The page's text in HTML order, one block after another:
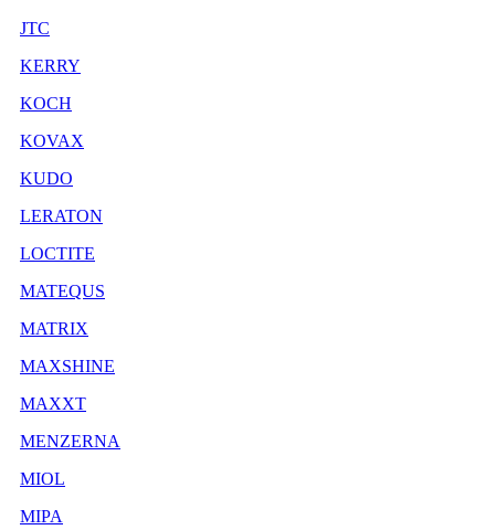
JTC
KERRY
KOCH
KOVAX
KUDO
LERATON
LOCTITE
MATEQUS
MATRIX
MAXSHINE
MAXXT
MENZERNA
MIOL
MIPA